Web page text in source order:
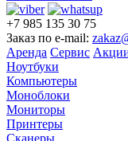
+7 985 135 30 75
Заказ по e-mail:
Аренда Сервис
Ноутбуки
Компьютеры
Моноблоки
Мониторы
Принтеры
Сканеры